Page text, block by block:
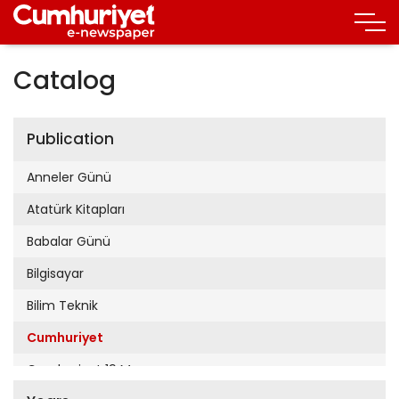
Catalog
Publication
Anneler Günü
Atatürk Kitapları
Babalar Günü
Bilgisayar
Bilim Teknik
Cumhuriyet
Cumhuriyet 19 Mayıs